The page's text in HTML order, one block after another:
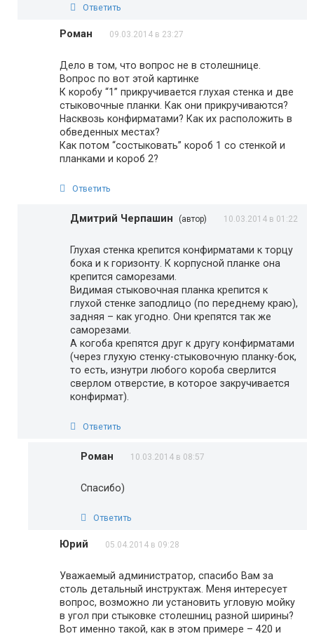
Ответить
Роман 09.03.2014 в 23:27
Дело в том, что вопрос не в столешнице.
Вопрос по вот этой картинке
К коробу “1” прикручивается глухая стенка и две
стыковочные планки. Как они прикручиваются?
Насквозь конфирматами? Как их расположить в
обведенных местах?
Как потом “состыковать” короб 1 со стенкой и
планками и короб 2?
Ответить
Дмитрий Черпашин (автор) 10.03.2014 в 01:22
Глухая стенка крепится конфирматами к торцу
бока и к горизонту. К корпусной планке она
крепится саморезами.
Видимая стыковочная планка крепится к
глухой стенке заподлицо (по переднему краю),
задняя – как угодно. Они крепятся так же
саморезами.
А когоба крепятся друг к другу конфирматами
(через глухую стенку-стыковочную планку-бок,
то есть, изнутри любого короба сверлится
сверлом отверстие, в которое закручивается
конфирмат).
Ответить
Роман 10.03.2014 в 08:57
Спасибо)
Ответить
Юрий 05.04.2014 в 09:28
Уважаемый администратор, спасибо Вам за
столь детальный инструктаж. Меня интересует
вопрос, возможно ли установить угловую мойку
в угол при стыковке столешниц разной ширины?
Вот именно такой, как в этом примере – 420 и